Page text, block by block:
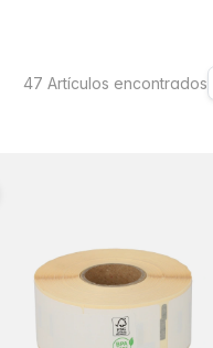
47Artículos encontrados